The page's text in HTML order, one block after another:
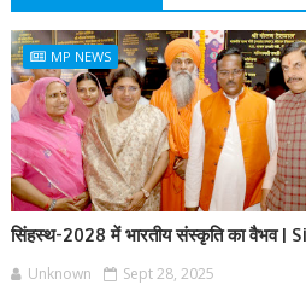
MP NEWS
सिंहस्थ-2028 में भारतीय संस्कृति का वैभव
Unknown Sept 28, 2025